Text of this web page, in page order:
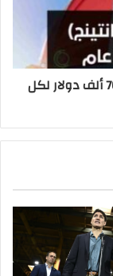
منحة الحكومة الكندية (بانتينج) | تمنح 70 ألف دولار لكل